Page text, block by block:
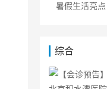
暑假生活亮点
综合